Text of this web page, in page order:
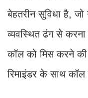
बेहतरीन सुविधा है,
व्यवस्थित ढंग से करना
कॉल को मिस करने
रिमाइंडर के साथ